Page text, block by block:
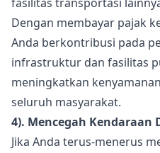
Dengan membayar pajak
Anda berkontribusi pada
infrastruktur dan fasilitas
meningkatkan
seluruh masyarakat.
4). Mencegah
Jika Anda terus-menerus